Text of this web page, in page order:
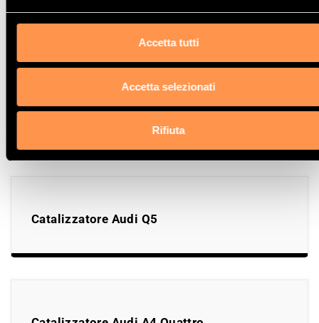
Accetta tutti
Accetta selezionati
Rifiuta
Catalizzatore Audi A7 Quattro
Catalizzatore Audi 100
Catalizzatore Audi Q5